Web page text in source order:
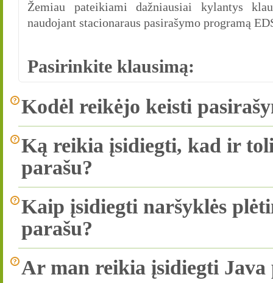
Žemiau pateikiami dažniausiai kylantys
naudojant stacionaraus pasirašymo programą
Pasirinkite klausimą:
Kodėl reikėjo keisti
Ką reikia įsidiegti, kad ir
parašu?
Kaip įsidiegti naršyklės
parašu?
Ar man reikia įsidiegti